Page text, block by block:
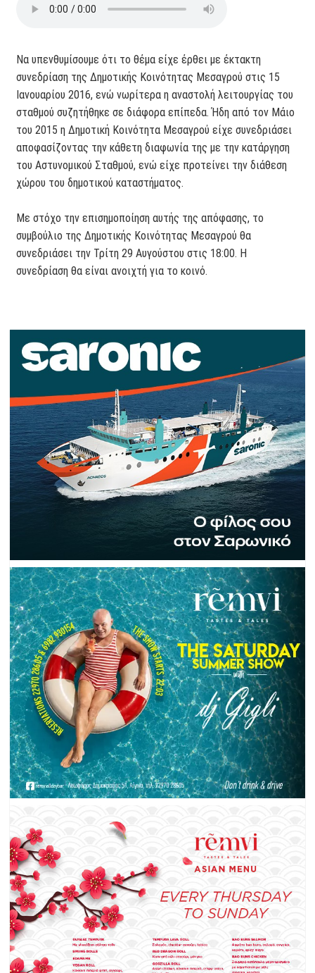
Να υπενθυμίσουμε ότι το θέμα είχε έρθει με έκτακτη
συνεδρίαση της Δημοτικής Κοινότητας Μεσαγρού στις 15
Ιανουαρίου 2016, ενώ νωρίτερα η αναστολή λειτουργίας του
σταθμού συζητήθηκε σε διάφορα επίπεδα. Ήδη από τον Μάιο
του 2015 η Δημοτική Κοινότητα Μεσαγρού είχε συνεδριάσει
αποφασίζοντας την κάθετη διαφωνία της με την κατάργηση
του Αστυνομικού Σταθμού, ενώ είχε προτείνει την διάθεση
χώρου του δημοτικού καταστήματος.
Με στόχο την επισημοποίηση αυτής της απόφασης, το
συμβούλιο της Δημοτικής Κοινότητας Μεσαγρού θα
συνεδριάσει την Τρίτη 29 Αυγούστου στις 18:00. Η
συνεδρίαση θα είναι ανοιχτή για το κοινό.